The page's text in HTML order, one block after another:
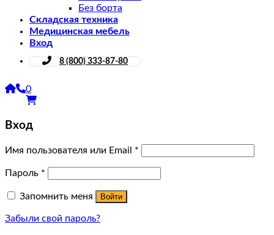
Без борта
Складская техника
Медицинская мебель
Вход
8 (800) 333-87-80
0
Вход
Имя пользователя или Email *
Пароль *
Запомнить меня Войти
Забыли свой пароль?